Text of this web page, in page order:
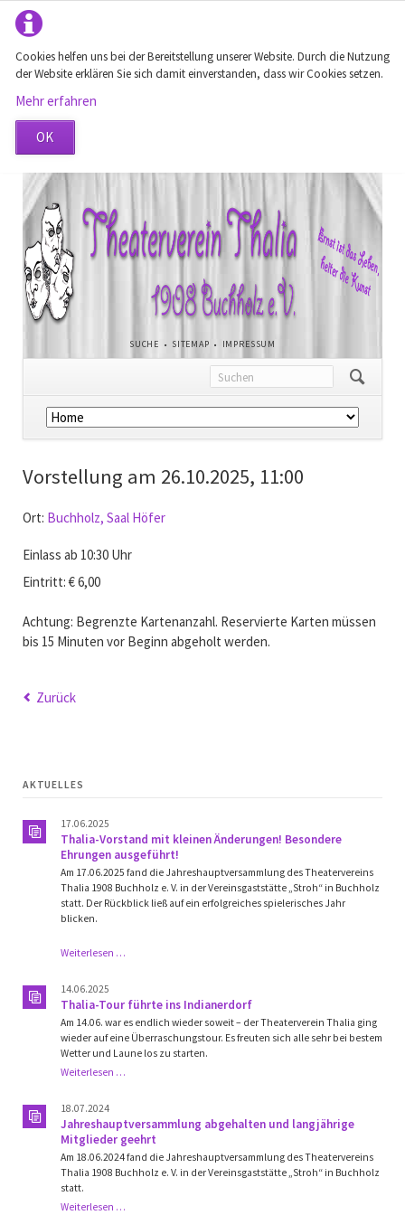
Cookies helfen uns bei der Bereitstellung unserer Website. Durch die Nutzung
der Website erklären Sie sich damit einverstanden, dass wir Cookies setzen.
Mehr erfahren
OK
NAVIGATION
ÜBERSPRINGEN
SUCHE SITEMAP IMPRESSUM
Navigation
überspringen
Vorstellung am 26.10.2025, 11:00
Ort: Buchholz, Saal Höfer
Einlass ab 10:30 Uhr
Eintritt: € 6,00
Achtung: Begrenzte Kartenanzahl. Reservierte Karten müssen
bis 15 Minuten vor Beginn abgeholt werden.
Zurück
AKTUELLES
17.06.2025
Thalia-Vorstand mit kleinen Änderungen! Besondere
Ehrungen ausgeführt!
Am 17.06.2025 fand die Jahreshauptversammlung des Theatervereins
Thalia 1908 Buchholz e. V. in der Vereinsgaststätte „Stroh“ in Buchholz
statt. Der Rückblick ließ auf ein erfolgreiches spielerisches Jahr
blicken.
Weiterlesen …
kleinen
Änderungen!
Besondere
Ehrungen
ausgeführt!
14.06.2025
Thalia-Tour führte ins Indianerdorf
Am 14.06. war es endlich wieder soweit – der Theaterverein Thalia ging
wieder auf eine Überraschungstour. Es freuten sich alle sehr bei bestem
Wetter und Laune los zu starten.
Weiterlesen …
Indianerdorf
18.07.2024
Jahreshauptversammlung abgehalten und langjährige
Mitglieder geehrt
Am 18.06.2024 fand die Jahreshauptversammlung des Theatervereins
Thalia 1908 Buchholz e. V. in der Vereinsgaststätte „Stroh“ in Buchholz
statt.
Weiterlesen …